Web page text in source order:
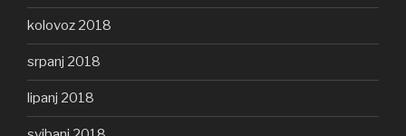
kolovoz 2018
srpanj 2018
lipanj 2018